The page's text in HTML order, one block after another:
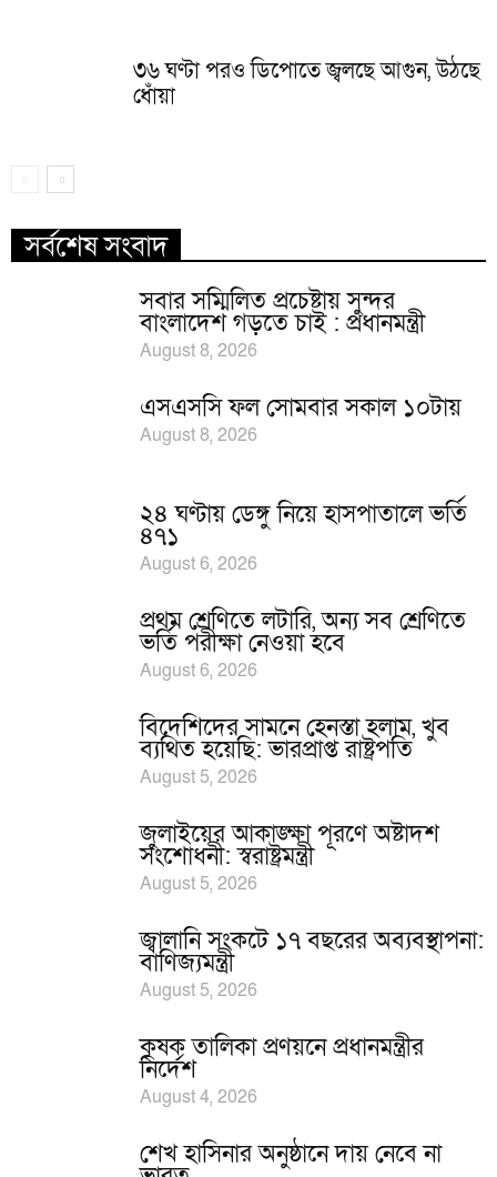
৩৬ ঘণ্টা পরও ডিপোতে জ্বলছে আগুন, উঠছে
ধোঁয়া
সর্বশেষ সংবাদ
সবার সম্মিলিত প্রচেষ্টায় সুন্দর
বাংলাদেশ গড়তে চাই : প্রধানমন্ত্রী
August 8, 2026
এসএসসি ফল সোমবার সকাল ১০টায়
August 8, 2026
২৪ ঘণ্টায় ডেঙ্গু নিয়ে হাসপাতালে ভর্তি
৪৭১
August 6, 2026
প্রথম শ্রেণিতে লটারি, অন্য সব শ্রেণিতে
ভর্তি পরীক্ষা নেওয়া হবে
August 6, 2026
বিদেশিদের সামনে হেনস্তা হলাম, খুব
ব্যথিত হয়েছি: ভারপ্রাপ্ত রাষ্ট্রপতি
August 5, 2026
জুলাইয়ের আকাঙ্ক্ষা পূরণে অষ্টাদশ
সংশোধনী: স্বরাষ্ট্রমন্ত্রী
August 5, 2026
জ্বালানি সংকটে ১৭ বছরের অব্যবস্থাপনা:
বাণিজ্যমন্ত্রী
August 5, 2026
কৃষক তালিকা প্রণয়নে প্রধানমন্ত্রীর
নির্দেশ
August 4, 2026
শেখ হাসিনার অনুষ্ঠানে দায় নেবে না